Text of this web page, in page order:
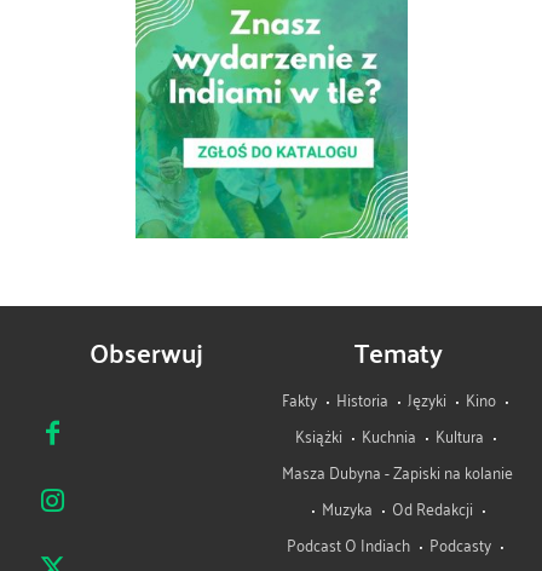
Obserwuj Tematy
Fakty Historia Języki
Kino
Książki
Kuchnia
Kultura
Masza Dubyna - Zapiski na kolanie
Muzyka
Od Redakcji
Podcast O Indiach
Podcasty